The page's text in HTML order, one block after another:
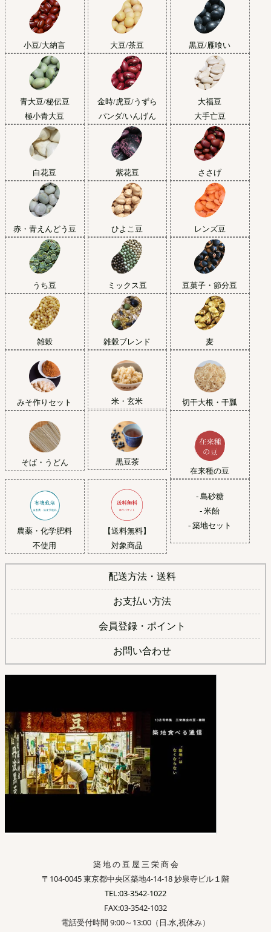
小豆/大納言 大豆/茶豆 黒豆/雁喰い
青大豆/秘伝豆
極小青大豆
金時/虎豆/うずら
パンダ/いんげん
大福豆
大手亡豆
白花豆 紫花豆 ささげ
赤・青えんどう豆 ひよこ豆 レンズ豆
うち豆 ミックス豆 豆菓子・節分豆
雑穀 雑穀ブレンド 麦
みそ作りセット 米・玄米 切干大根・干瓢
そば・うどん
黒豆茶
在来種の豆
農薬・化学肥料
不使用
【送料無料】
対象商品
- 島砂糖
- 米飴
- 築地セット
配送方法・送料
お支払い方法
会員登録・ポイント
お問い合わせ
築 地 の 豆 屋 三 栄 商 会
〒104-0045 東京都中央区築地4-14-18 妙泉寺ビル１階
TEL:03-3542-1022
FAX:03-3542-1032
電話受付時間 9:00～13:00（日.水,祝休み）